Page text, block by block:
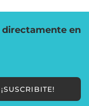
directamente en
¡SUSCRIBITE!